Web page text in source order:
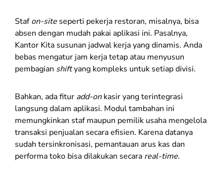
Stafon-site seperti pekerja restoran, misalnya, bisa
absen dengan mudah pakai aplikasi ini. Pasalnya,
Kantor Kita susunan jadwal kerja yang dinamis. Anda
bebas mengatur jam kerja tetap atau menyusun
pembagian shiftyang kompleks untuk setiap divisi.
Bahkan, ada fitur add-onkasir yang terintegrasi
langsung dalam aplikasi. Modul tambahan ini
memungkinkan staf maupun pemilik usaha mengelola
transaksi penjualan secara efisien. Karena datanya
sudah tersinkronisasi, pemantauan arus kas dan
performa toko bisa dilakukan secara real-time.